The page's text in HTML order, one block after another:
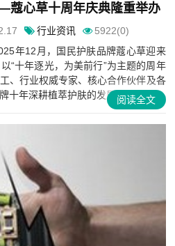
心草十周年庆典隆重举办
行业资讯
5922(0)
年12月，国民护肤品牌蔻心草迎来
“十年逐光，为美前行”为主题的周年
、行业权威专家、核心合作伙伴及各
十年深耕植萃护肤的发展历程...
阅读全文